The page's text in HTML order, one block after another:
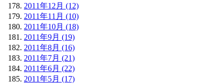
2011年12月 (12)
2011年11月 (10)
2011年10月 (18)
2011年9月 (19)
2011年8月 (16)
2011年7月 (21)
2011年6月 (22)
2011年5月 (17)